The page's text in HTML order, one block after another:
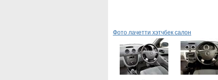
Фото лачетти хэтчбек салон